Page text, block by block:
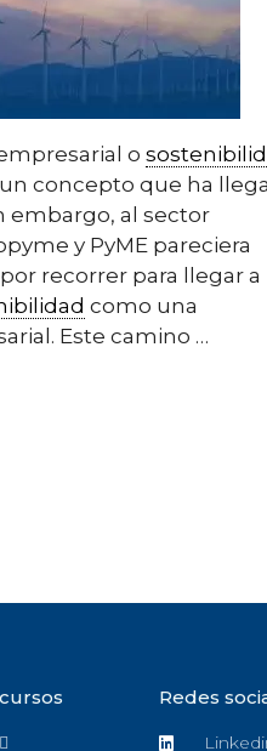
o
concepto que ha
embargo, al sector
y PyME pareciera
recorrer para llegar a
como una
Este camino …
Redes